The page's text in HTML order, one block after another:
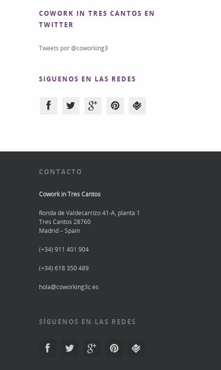
COWORK IN TRES CANTOS EN
TWITTER
Tweets por @coworking3
SIGUENOS EN LAS REDES
CONTACTO
Cowork in Tres Cantos
Ronda de Valdecarrizo 41-A, planta 1
Tres Cantos 28760
Madrid – Spain
(+34) 911 401 904
(+34) 618 350 489
hola@coworking3c.es
SÍGUENOS EN LAS REDES